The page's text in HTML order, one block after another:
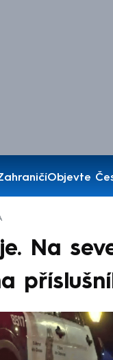
Objevte
Na